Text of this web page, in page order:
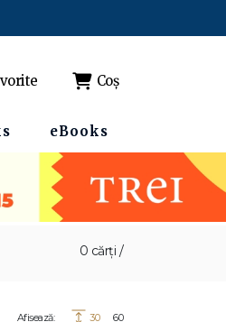
Coș
eBooks
0 cărți /
Afișează: 30 60